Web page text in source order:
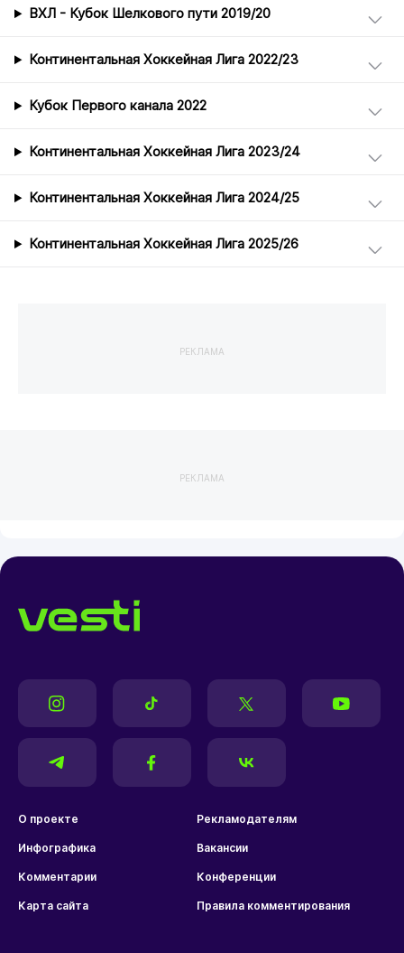
ВХЛ - Кубок Шелкового пути 2019/20
Континентальная Хоккейная Лига 2022/23
Кубок Первого канала 2022
Континентальная Хоккейная Лига 2023/24
Континентальная Хоккейная Лига 2024/25
Континентальная Хоккейная Лига 2025/26
РЕКЛАМА
РЕКЛАМА
О проекте Рекламодателям
Инфографика Вакансии
Комментарии Конференции
Карта сайта Правила комментирования